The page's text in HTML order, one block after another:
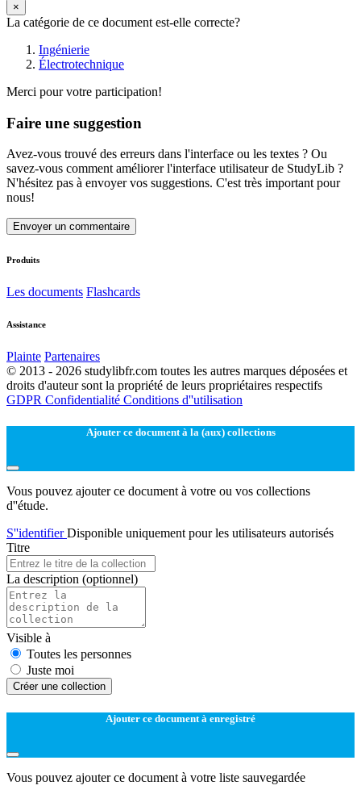
×
La catégorie de ce document est-elle correcte?
Ingénierie
Électrotechnique
Merci pour votre participation!
Faire une suggestion
Avez-vous trouvé des erreurs dans l'interface ou les textes ? Ou
savez-vous comment améliorer l'interface utilisateur de StudyLib ?
N'hésitez pas à envoyer vos suggestions. C'est très important pour
nous!
Envoyer un commentaire
Produits
Les documents Flashcards
Assistance
Plainte Partenaires
© 2013 - 2026 studylibfr.com toutes les autres marques déposées et
droits d'auteur sont la propriété de leurs propriétaires respectifs
GDPR Confidentialité Conditions d''utilisation
Ajouter ce document à la (aux) collections
Vous pouvez ajouter ce document à votre ou vos collections
d''étude.
S''identifierDisponible uniquement pour les utilisateurs autorisés
Titre
La description (optionnel)
Visible à
Toutes les personnes
Juste moi
Créer une collection
Ajouter ce document à enregistré
Vous pouvez ajouter ce document à votre liste sauvegardée